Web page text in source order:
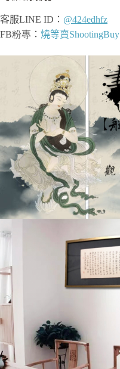
客服LINE ID ： @424edhfz
FB粉專 ： 燒等賣ShootingBuy